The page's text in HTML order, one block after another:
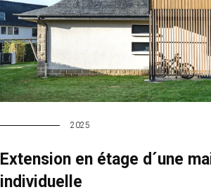
2025
Extension en étage d´une
individuelle